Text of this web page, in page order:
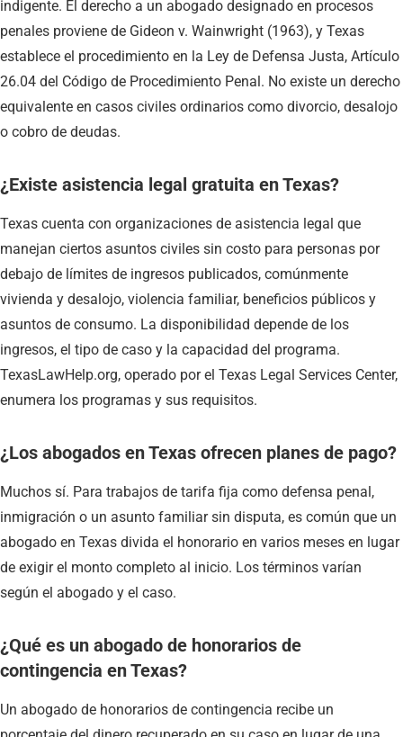
indigente. El derecho a un abogado designado en procesos
penales proviene de Gideon v. Wainwright (1963), y Texas
establece el procedimiento en la Ley de Defensa Justa, Artículo
26.04 del Código de Procedimiento Penal. No existe un derecho
equivalente en casos civiles ordinarios como divorcio, desalojo
o cobro de deudas.
¿Existe asistencia legal gratuita en Texas?
Texas cuenta con organizaciones de asistencia legal que
manejan ciertos asuntos civiles sin costo para personas por
debajo de límites de ingresos publicados, comúnmente
vivienda y desalojo, violencia familiar, beneficios públicos y
asuntos de consumo. La disponibilidad depende de los
ingresos, el tipo de caso y la capacidad del programa.
TexasLawHelp.org, operado por el Texas Legal Services Center,
enumera los programas y sus requisitos.
¿Los abogados en Texas ofrecen planes de pago?
Muchos sí. Para trabajos de tarifa fija como defensa penal,
inmigración o un asunto familiar sin disputa, es común que un
abogado en Texas divida el honorario en varios meses en lugar
de exigir el monto completo al inicio. Los términos varían
según el abogado y el caso.
¿Qué es un abogado de honorarios de
contingencia en Texas?
Un abogado de honorarios de contingencia recibe un